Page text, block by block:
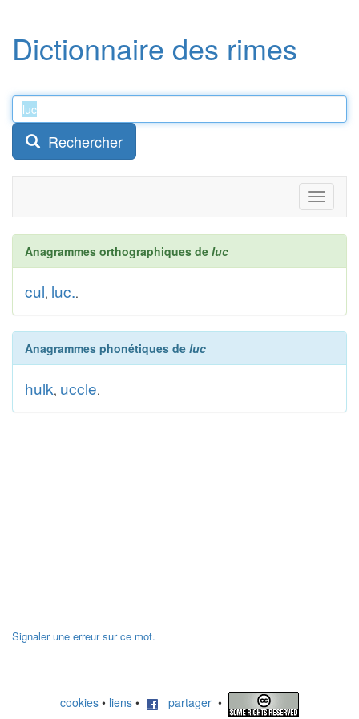
Dictionnaire des rimes
Rechercher
Toggle
Anagrammes orthographiques de luc
cul, luc..
Anagrammes phonétiques de luc
hulk, uccle.
Signaler une erreur sur ce mot.
cookies • liens • partager •